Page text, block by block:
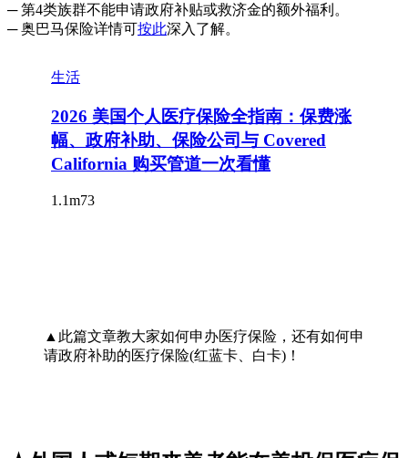
─ 第4类族群不能申请政府补贴或救济金的额外福利。
─ 奥巴马保险详情可按此深入了解。
▲此篇文章教大家如何申办医疗保险，还有如何申
请政府补助的医疗保险(红蓝卡、白卡)！